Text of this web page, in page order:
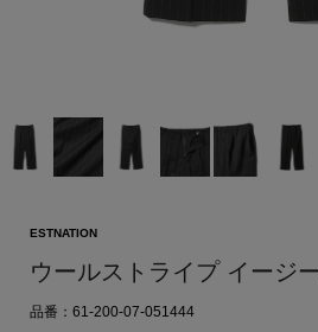
ESTNATION
ウールストライプ イージ
品番：61-200-07-051444